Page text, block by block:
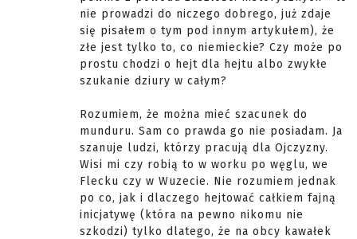
nie prowadzi do niczego dobrego, już zdaje
się pisałem o tym pod innym artykułem), że
złe jest tylko to, co niemieckie? Czy może po
prostu chodzi o hejt dla hejtu albo zwykłe
szukanie dziury w całym?
Rozumiem, że można mieć szacunek do
munduru. Sam co prawda go nie posiadam. Ja
szanuje ludzi, którzy pracują dla Ojczyzny.
Wisi mi czy robią to w worku po węglu, we
Flecku czy w Wuzecie. Nie rozumiem jednak
po co, jak i dlaczego hejtować całkiem fajną
inicjatywę (która na pewno nikomu nie
szkodzi) tylko dlatego, że na obcy kawałek